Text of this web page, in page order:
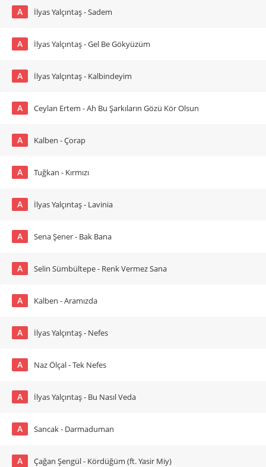
A İlyas Yalçıntaş - Sadem
A İlyas Yalçıntaş - Gel Be Gökyüzüm
A İlyas Yalçıntaş - Kalbindeyim
A Ceylan Ertem - Ah Bu Şarkıların Gözü Kör Olsun
A Kalben - Çorap
A Tuğkan - Kırmızı
A İlyas Yalçıntaş - Lavinia
A Sena Şener - Bak Bana
A Selin Sümbültepe - Renk Vermez Sana
A Kalben - Aramızda
A İlyas Yalçıntaş - Nefes
A Naz Ölçal - Tek Nefes
A İlyas Yalçıntaş - Bu Nasıl Veda
A Sancak - Darmaduman
A Çağan Şengül - Kördüğüm (ft. Yasir Miy)